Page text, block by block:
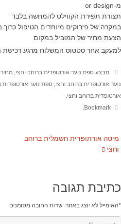
מ-or design
תצורת תפירת הקווילט להמחשה בלבד
במקרה של פירוקים מיוחדים הטיפול כרוך
הצעת מחיר של המוביל במקום
למעקב אחר סטטוס המשלוח מרגע רכישת
מבצע ספת נוער אורטופדית ברוחב וחצי,
נוער אורטופדית ברוחב וחצי, ספת נוער אורטופדית
אורטופדית ברוחב וחצי.
Bookmark
.
מיטה אורתופדית חשמלית ברוחב
וחצי​
כתיבת תגובה
האימייל לא יוצג באתר. שדות החובה מסומנים *